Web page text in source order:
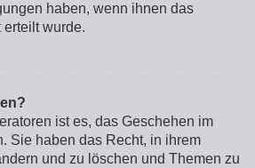
haben, wenn ihnen das
wurde.
ist es, das Geschehen im
Sie haben das Recht, in ihrem
und zu löschen und Themen zu